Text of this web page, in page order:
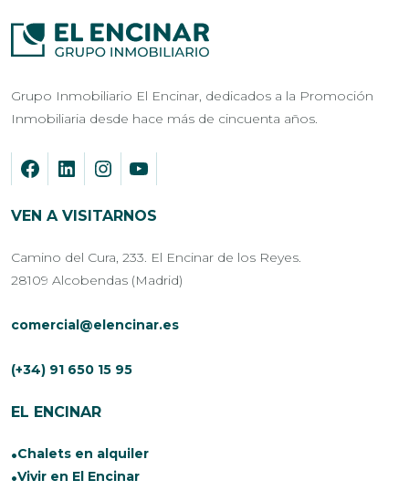
Grupo Inmobiliario El Encinar, dedicados a la Promoción
Inmobiliaria desde hace más de cincuenta años.
VEN A VISITARNOS
Camino del Cura, 233. El Encinar de los Reyes.
28109 Alcobendas (Madrid)
comercial@elencinar.es
(+34) 91 650 15 95
EL ENCINAR
Chalets en alquiler
Vivir en El Encinar